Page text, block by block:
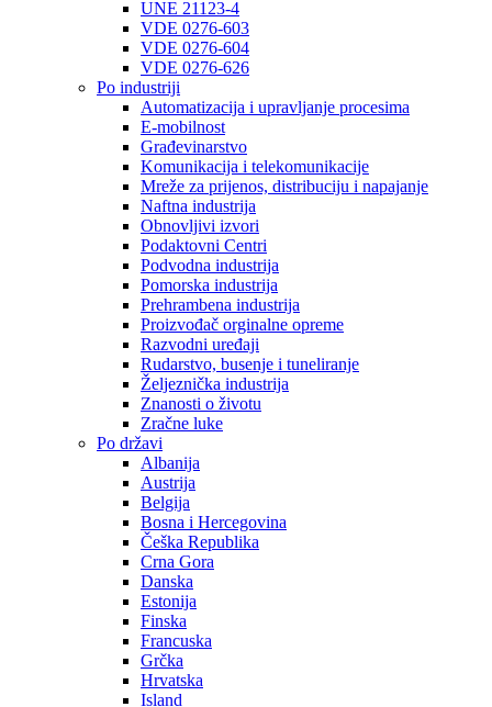
UNE 21123-4
VDE 0276-603
VDE 0276-604
VDE 0276-626
Po industriji
Automatizacija i upravljanje procesima
E-mobilnost
Građevinarstvo
Komunikacija i telekomunikacije
Mreže za prijenos, distribuciju i napajanje
Naftna industrija
Obnovljivi izvori
Podaktovni Centri
Podvodna industrija
Pomorska industrija
Prehrambena industrija
Proizvođač orginalne opreme
Razvodni uređaji
Rudarstvo, busenje i tuneliranje
Željeznička industrija
Znanosti o životu
Zračne luke
Po državi
Albanija
Austrija
Belgija
Bosna i Hercegovina
Češka Republika
Crna Gora
Danska
Estonija
Finska
Francuska
Grčka
Hrvatska
Island